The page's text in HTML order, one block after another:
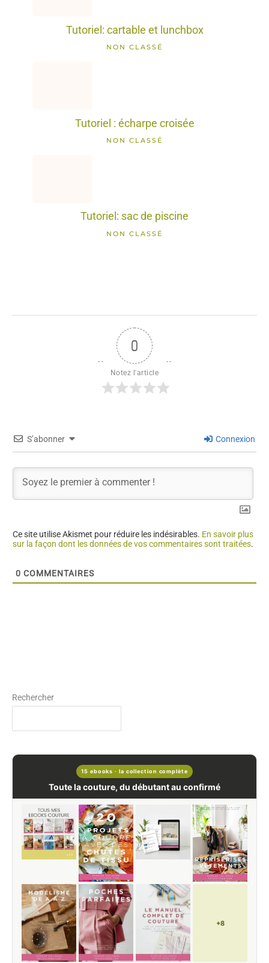
Tutoriel: cartable et lunchbox
NON CLASSÉ
Tutoriel : écharpe croisée
NON CLASSÉ
Tutoriel: sac de piscine
NON CLASSÉ
0
Notez l'article
S’abonner Connexion
Ce site utilise Akismet pour réduire les indésirables. En savoir plus
sur la façon dont les données de vos commentaires sont traitées.
0 COMMENTAIRES
Rechercher
15 ebooks · la collection complète
Toute la couture, du débutant au confirmé
+8